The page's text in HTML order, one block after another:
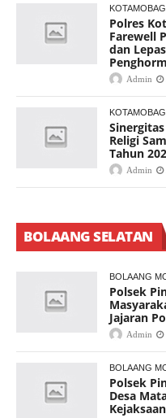
Polres
Farewell
dan
Admin
Religi
Tahun
Admin
BOLAANG SELATAN
BOLAANG
Polsek
Jajaran
Admin
BOLAANG
Polsek
Desa
Kejaksaan